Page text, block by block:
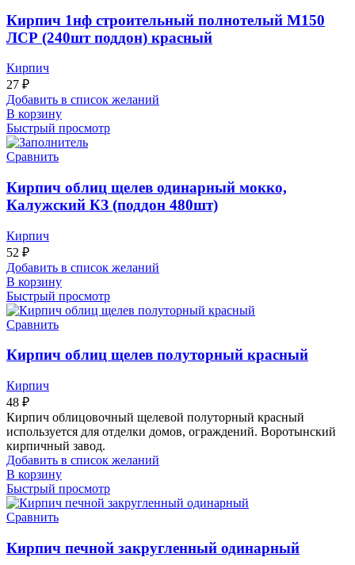
Кирпич 1нф строительный полнотелый М150
ЛСР (240шт поддон) красный
Кирпич
27 ₽
Добавить в список желаний
В корзину
Быстрый просмотр
Сравнить
Кирпич облиц щелев одинарный мокко,
Калужский КЗ (поддон 480шт)
Кирпич
52 ₽
Добавить в список желаний
В корзину
Быстрый просмотр
Сравнить
Кирпич облиц щелев полуторный красный
Кирпич
48 ₽
Кирпич облицовочный щелевой полуторный красный
используется для отделки домов, ограждений. Воротынский
кирпичный завод.
Добавить в список желаний
В корзину
Быстрый просмотр
Сравнить
Кирпич печной закругленный одинарный